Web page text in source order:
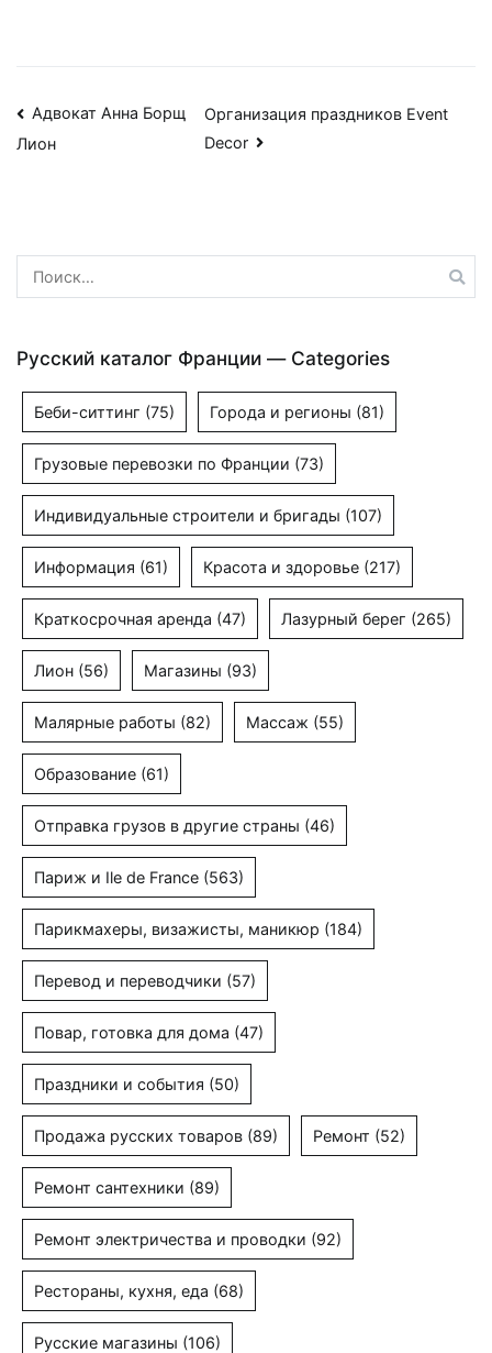
Навигация
Адвокат Анна Борщ
Лион
Организация праздников Event
Decor
Найти:
Русский каталог Франции — Categories
Беби-ситтинг (75) Города и регионы (81)
Грузовые перевозки по Франции (73)
Индивидуальные строители и бригады (107)
Информация (61) Красота и здоровье (217)
Краткосрочная аренда (47) Лазурный берег (265)
Лион (56) Магазины (93)
Малярные работы (82) Массаж (55)
Образование (61)
Отправка грузов в другие страны (46)
Париж и Ile de France (563)
Парикмахеры, визажисты, маникюр (184)
Перевод и переводчики (57)
Повар, готовка для дома (47)
Праздники и события (50)
Продажа русских товаров (89) Ремонт (52)
Ремонт сантехники (89)
Ремонт электричества и проводки (92)
Рестораны, кухня, еда (68)
Русские магазины (106)